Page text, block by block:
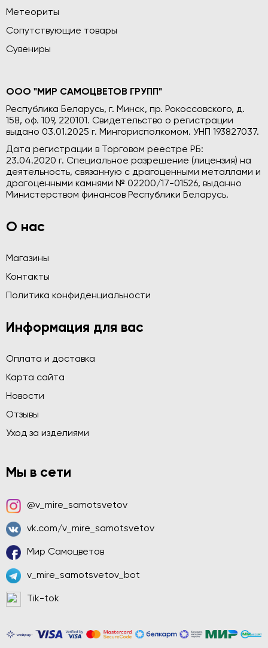
Метеориты
Сопутствующие товары
Сувениры
ООО "МИР САМОЦВЕТОВ ГРУПП"
Республика Беларусь, г. Минск, пр. Рокоссовского, д.
158, оф. 109, 220101. Свидетельство о регистрации
выдано 03.01.2025 г. Мингорисполкомом. УНП 193827037.
Дата регистрации в Торговом реестре РБ:
23.04.2020 г. Специальное разрешение (лицензия) на
деятельность, связанную с драгоценными металлами и
драгоценными камнями № 02200/17-01526, выданно
Министерством финансов Республики Беларусь.
О нас
Магазины
Контакты
Политика конфиденциальности
Информация для вас
Оплата и доставка
Карта сайта
Новости
Отзывы
Уход за изделиями
Мы в сети
@v_mire_samotsvetov
vk.com/v_mire_samotsvetov
Мир Самоцветов
v_mire_samotsvetov_bot
Tik-tok